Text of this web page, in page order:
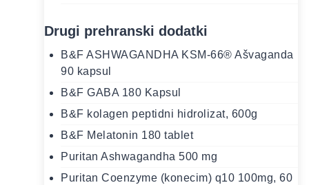
Drugi prehranski dodatki
B&F ASHWAGANDHA KSM-66® Ašvaganda
90 kapsul
B&F GABA 180 Kapsul
B&F kolagen peptidni hidrolizat, 600g
B&F Melatonin 180 tablet
Puritan Ashwagandha 500 mg
Puritan Coenzyme (konecim) q10 100mg, 60